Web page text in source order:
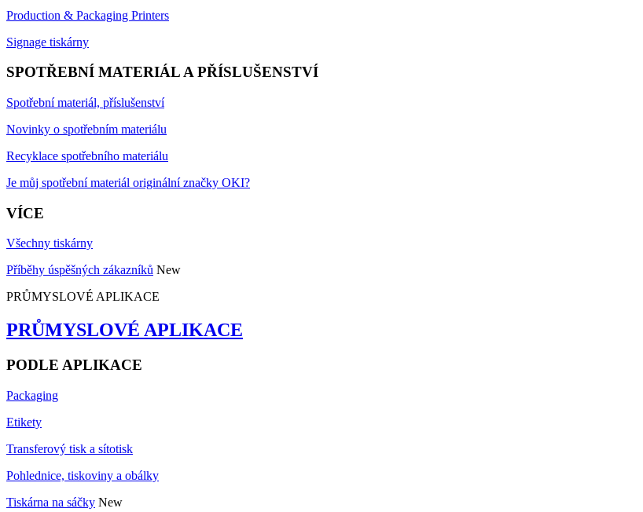
Production & Packaging Printers
Signage tiskárny
SPOTŘEBNÍ MATERIÁL A PŘÍSLUŠENSTVÍ
Spotřební materiál, příslušenství
Novinky o spotřebním materiálu
Recyklace spotřebního materiálu
Je můj spotřební materiál originální značky OKI?
VÍCE
Všechny tiskárny
Příběhy úspěšných zákazníků New
PRŮMYSLOVÉ APLIKACE
PRŮMYSLOVÉ APLIKACE
PODLE APLIKACE
Packaging
Etikety
Transferový tisk a sítotisk
Pohlednice, tiskoviny a obálky
Tiskárna na sáčky New